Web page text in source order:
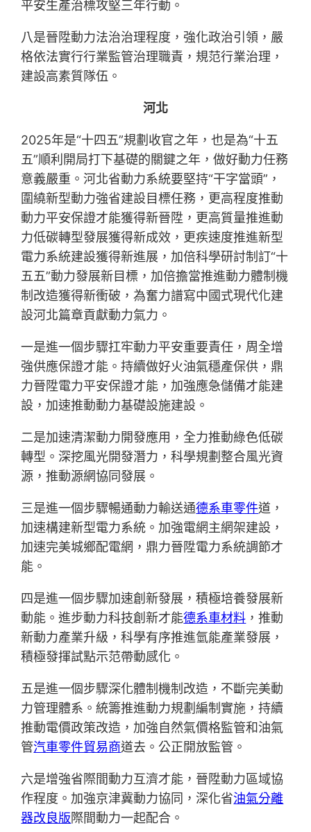
平安生產治標攻堅三年行動。
八是晉陞動力法治治理程度，強化政治引領，嚴
格依法實行行業監管治理職責，規范行業治理，
建設高素質隊伍。
河北
2025年是“十四五”規劃收官之年，也是為“十五
五”順利開局打下基礎的關鍵之年，做好動力任務
意義嚴重。河北省動力系統要堅持“干字當頭”，
圍繞新型動力強省建設目標任務，更高程度推動
動力平安保證才能獲得新晉陞，更高質量推進動
力低碳轉型發展獲得新成效，更疾速度推進新型
電力系統建設獲得新進展，加倍科學研討制訂“十
五五”動力發展新目標，加倍擔當推進動力體制機
制改造獲得新衝破，為奮力譜寫中國式現代化建
設河北篇章貢獻動力氣力。
一是進一個步驟扛牢動力平安重要責任，周全增
強供應保證才能。持續做好火油氣穩產保供，鼎
力晉陞電力平安保證才能，加強應急儲備才能建
設，加速推動動力基礎設施建設。
二是加速清潔動力開發應用，全力推動綠色低碳
轉型。深挖風光開發潛力，科學規劃整合風光資
源，推動源網協同發展。
三是進一個步驟暢通動力輸送通德系車零件道，
加速構建新型電力系統。加強電網主網架建設，
加速完美城鄉配電網，鼎力晉陞電力系統調節才
能。
四是進一個步驟加速創新發展，積極培養發展新
動能。進步動力科技創新才能德系車材料 ，推動
新動力產業升級，科學有序推進氫能產業發展，
積極發揮試點示范帶動感化。
五是進一個步驟深化體制機制改造，不斷完美動
力管理體系。統籌推進動力規劃編制實施，持續
推動電價政策改造，加強自然氣價格監管和油氣
管汽車零件貿易商道去。公正開放監管。
六是增強省際間動力互濟才能，晉陞動力區域協
作程度。加強京津冀動力協同，深化省油氣分離
器改良版際間動力一起配合。